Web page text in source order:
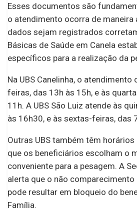
Esses documentos são
o atendimento ocorra de maneira
dados sejam registrados
Básicas de Saúde em Canela
específicos para a realização da
Na UBS Canelinha, o
feiras, das 13h às 15h, e às
11h. A UBS São Luiz atende às
às 16h30, e às sextas-feiras, das
Outras UBS também têm
que os beneficiários escolham o
conveniente para a pesagem. A
alerta que o não comparecimento
pode resultar em bloqueio do
Família.